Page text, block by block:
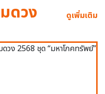
ดวง ดูเพิ่มเติม